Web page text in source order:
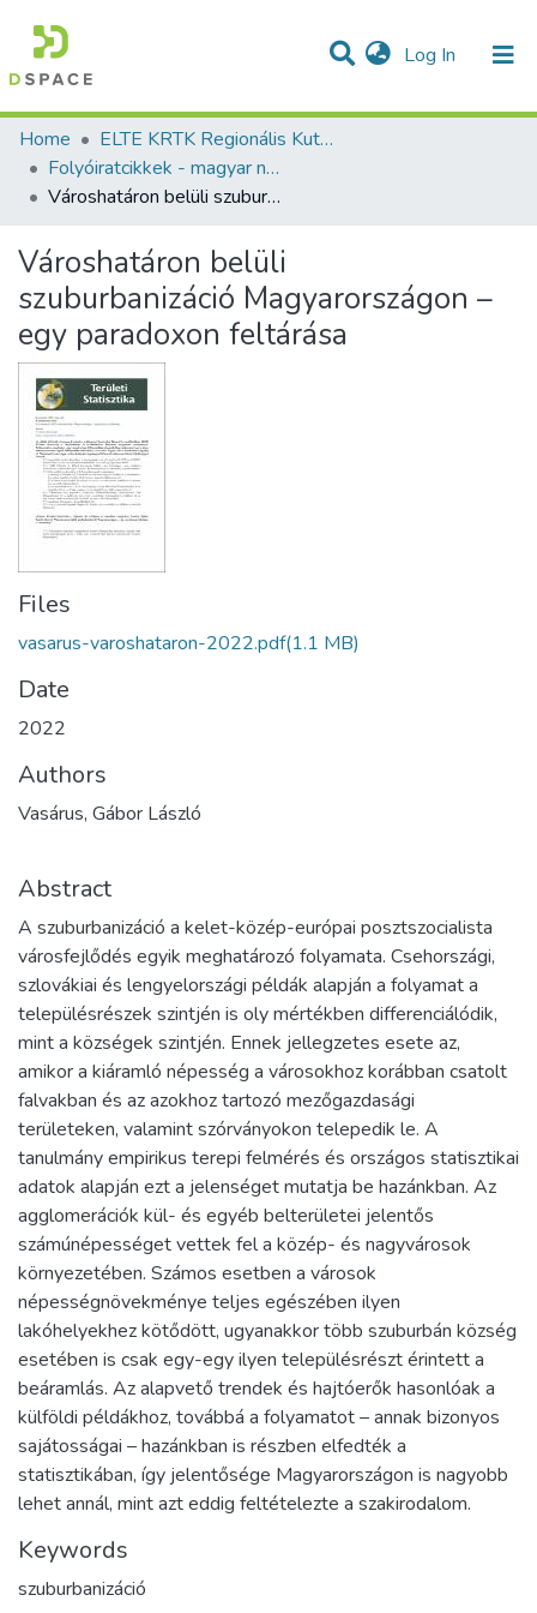
Log In (current)
Communities & Collections
Statistics
All of DSpace
Home
ELTE KRTK Regionális Kutatások Intézete
Folyóiratcikkek - magyar nyelvű (RKI)
Városhatáron belüli szuburbanizáció Magyarországon – egy paradoxon feltárása
Városhatáron belüli
szuburbanizáció Magyarországon –
egy paradoxon feltárása
Files
vasarus-varoshataron-2022.pdf(1.1 MB)
Date
2022
Authors
Vasárus, Gábor László
Abstract
A szuburbanizáció a kelet-közép-európai posztszocialista
városfejlődés egyik meghatározó folyamata. Csehországi,
szlovákiai és lengyelországi példák alapján a folyamat a
településrészek szintjén is oly mértékben differenciálódik,
mint a községek szintjén. Ennek jellegzetes esete az,
amikor a kiáramló népesség a városokhoz korábban csatolt
falvakban és az azokhoz tartozó mezőgazdasági
területeken, valamint szórványokon telepedik le. A
tanulmány empirikus terepi felmérés és országos statisztikai
adatok alapján ezt a jelenséget mutatja be hazánkban. Az
agglomerációk kül- és egyéb belterületei jelentős
számúnépességet vettek fel a közép- és nagyvárosok
környezetében. Számos esetben a városok
népességnövekménye teljes egészében ilyen
lakóhelyekhez kötődött, ugyanakkor több szuburbán község
esetében is csak egy-egy ilyen településrészt érintett a
beáramlás. Az alapvető trendek és hajtóerők hasonlóak a
külföldi példákhoz, továbbá a folyamatot – annak bizonyos
sajátosságai – hazánkban is részben elfedték a
statisztikában, így jelentősége Magyarországon is nagyobb
lehet annál, mint azt eddig feltételezte a szakirodalom.
Keywords
szuburbanizáció